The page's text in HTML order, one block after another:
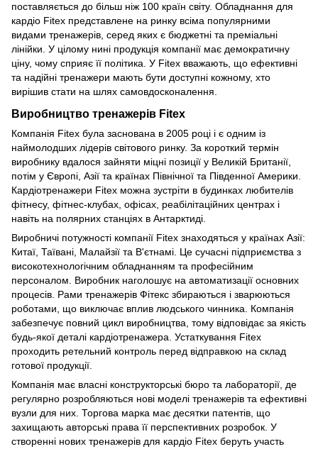
поставляється до більш ніж 100 країн світу. Обладнання для
кардіо Fitex представлене на ринку всіма популярними
видами тренажерів, серед яких є бюджетні та преміальні
лінійки. У цілому нині продукція компанії має демократичну
ціну, чому сприяє її політика. У Fitex вважають, що ефективні
та надійні тренажери мають бути доступні кожному, хто
вирішив стати на шлях самовдосконалення.
Виробництво тренажерів Fitex
Компанія Fitex була заснована в 2005 році і є одним із
наймолодших лідерів світового ринку. За короткий термін
виробнику вдалося зайняти міцні позиції у Великій Британії,
потім у Європі, Азії та країнах Північної та Південної Америки.
Кардіотренажери Fitex можна зустріти в будинках любителів
фітнесу, фітнес-клубах, офісах, реабілітаційних центрах і
навіть на полярних станціях в Антарктиді.
Виробничі потужності компанії Fitex знаходяться у країнах Азії:
Китаї, Таївані, Малайзії та В'єтнамі. Це сучасні підприємства з
високотехнологічним обладнанням та професійним
персоналом. Виробник наголошує на автоматизації основних
процесів. Рами тренажерів Фітекс збираються і зварюються
роботами, що виключає вплив людського чинника. Компанія
забезпечує повний цикл виробництва, тому відповідає за якість
будь-якої деталі кардіотренажера. Устаткування Fitex
проходить ретельний контроль перед відправкою на склад
готової продукції.
Компанія має власні конструкторські бюро та лабораторії, де
регулярно розробляються нові моделі тренажерів та ефективні
вузли для них. Торгова марка має десятки патентів, що
захищають авторські права її перспективних розробок. У
створенні нових тренажерів для кардіо Fitex беруть участь